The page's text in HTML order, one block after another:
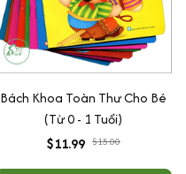
Bách Khoa Toàn Thư Cho Bé
(Từ 0 - 1 Tuổi)
$11.99 $15.00